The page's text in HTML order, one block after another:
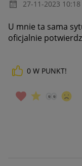
‎27-11-2023 10:18
U mnie ta sama
oficjalnie
0 W PUNKT!